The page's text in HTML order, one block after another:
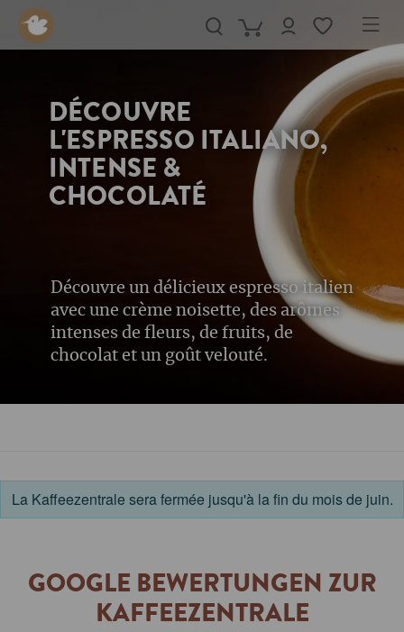
content
DÉCOUVRE
L'ESPRESSO ITALIANO,
INTENSE &
CHOCOLATÉ
Découvre un délicieux espresso italien
avec une crème noisette, des arômes
intenses de fleurs, de fruits, de
chocolat et un goût velouté.
La Kaffeezentrale sera fermée jusqu'à la fin du mois de juin.
GOOGLE BEWERTUNGEN ZUR
KAFFEEZENTRALE